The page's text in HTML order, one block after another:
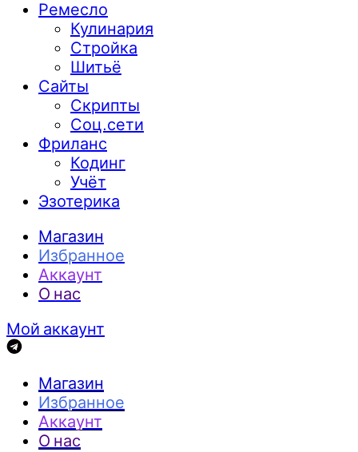
Ремесло
Кулинария
Стройка
Шитьё
Сайты
Скрипты
Соц.сети
Фриланс
Кодинг
Учёт
Эзотерика
Магазин
Избранное
Аккаунт
О нас
Мой аккаунт
Магазин
Избранное
Аккаунт
О нас